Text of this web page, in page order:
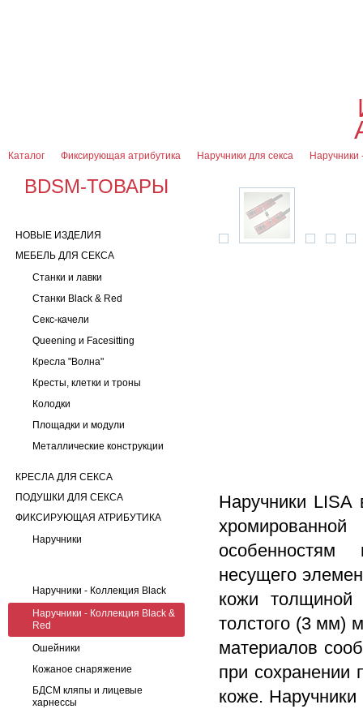
Каталог Фиксирующая атрибутика Наручники для секса Наручники
BDSM-ТОВАРЫ
НОВЫЕ ИЗДЕЛИЯ
МЕБЕЛЬ ДЛЯ СЕКСА
Станки и лавки
Станки Black & Red
Секс-качели
Queening и Facesitting
Кресла "Волна"
Кресты, клетки и троны
Колодки
Площадки и модули
Металлические конструкции
КРЕСЛА ДЛЯ СЕКСА
ПОДУШКИ ДЛЯ СЕКСА
ФИКСИРУЮЩАЯ АТРИБУТИКА
Наручники
Наручники - Коллекция Black
Наручники - Коллекция Black &
Red
Ошейники
Кожаное снаряжение
БДСМ кляпы и лицевые
харнессы
Наручники LISA
особенностям
несущего
кожи
толстого (3 мм)
материалов
при сохранении
коже.